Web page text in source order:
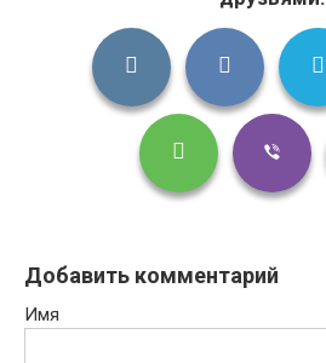
Добавить комментарий
Имя